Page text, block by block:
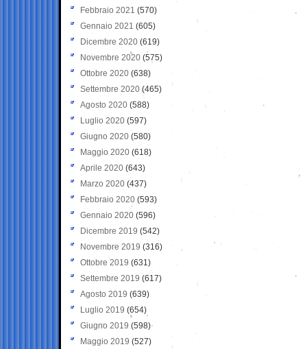
Febbraio 2021 (570)
Gennaio 2021 (605)
Dicembre 2020 (619)
Novembre 2020 (575)
Ottobre 2020 (638)
Settembre 2020(465)
Agosto 2020 (588)
Luglio 2020 (597)
Giugno 2020 (580)
Maggio 2020 (618)
Aprile 2020 (643)
Marzo 2020 (437)
Febbraio 2020 (593)
Gennaio 2020 (596)
Dicembre 2019 (542)
Novembre 2019 (316)
Ottobre 2019 (631)
Settembre 2019 (617)
Agosto 2019 (639)
Luglio 2019 (654)
Giugno 2019 (598)
Maggio 2019 (527)